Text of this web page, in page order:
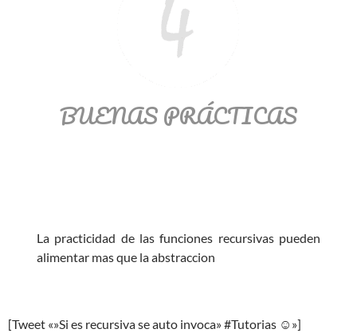
BUENAS PRÁCTICAS
La practicidad de las funciones recursivas pueden
alimentar mas que la abstraccion
[Tweet «»Si es recursiva se auto invoca» #Tutorias ☺»]